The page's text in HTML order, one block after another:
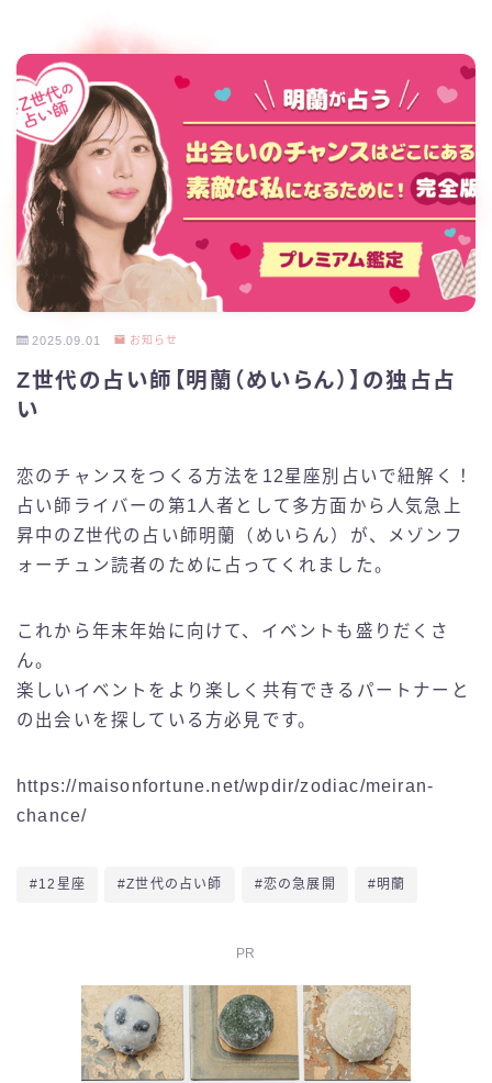
2025.09.01 お知らせ
Z世代の占い師【明蘭（めいらん）】の独占占
い
恋のチャンスをつくる方法を12星座別占いで紐解く！
占い師ライバーの第1人者として多方面から人気急上
昇中のZ世代の占い師明蘭（めいらん）が、メゾンフ
ォーチュン読者のために占ってくれました。
これから年末年始に向けて、イベントも盛りだくさ
ん。
楽しいイベントをより楽しく共有できるパートナーと
の出会いを探している方必見です。
https://maisonfortune.net/wpdir/zodiac/meiran-
chance/
#12星座 #Z世代の占い師 #恋の急展開 #明蘭
PR